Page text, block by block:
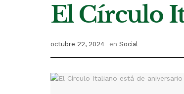
El Círculo
octubre 22, 2024 en Social